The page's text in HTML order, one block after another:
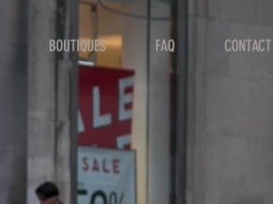
BOUTIQUES FAQ CONTACT